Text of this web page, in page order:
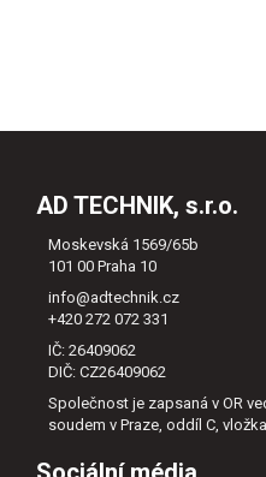
AD TECHNIK, s.r.o.
Moskevská 1569/65b
101 00 Praha 10
info@adtechnik.cz
+420 272 072 331
IČ: 26409062
DIČ: CZ26409062
Společnost je zapsaná v OR
soudem v Praze, oddíl C,